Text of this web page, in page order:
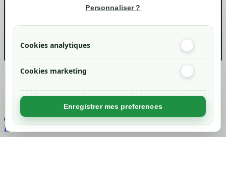
Personnaliser ?
Cookies analytiques
Cookies marketing
Enregistrer mes preferences
info@green-tech-shop.com
Created byNageoconcept
Chargement...
Retour en haut